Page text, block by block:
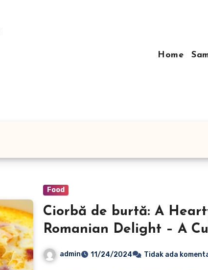
Home
Food
Ciorbă de burtă: A
Romanian Delight – A
Tradition
admin 11/24/2024 Tidak ada